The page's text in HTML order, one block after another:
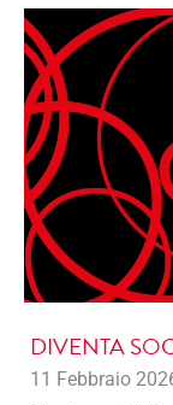
DIVENTA
11 Febbraio